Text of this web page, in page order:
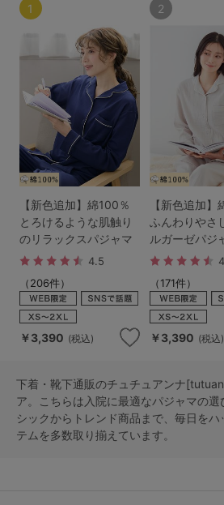
1
【新色追加】綿100％
とろけるような肌触り
のリラックスパジャマ
4.5
（206件）
￥3,390 (税込)
2
【新色追加】
ふんわりやさ
ルガーゼパジ
（171件）
￥3,390 (税込)
下着・靴下通販のチュチュアンナ
ア。こちらは入院に最適なパジャマの
シックからトレンド商品まで、毎日を
テムを多数取り揃えています。